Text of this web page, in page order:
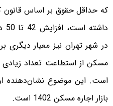
در شهر تهران نیز معیار
مسکن از استطاعت تعداد زیادی
است. این موضوع نشان‌دهنده
بازار اجاره مسکن 1402 است.